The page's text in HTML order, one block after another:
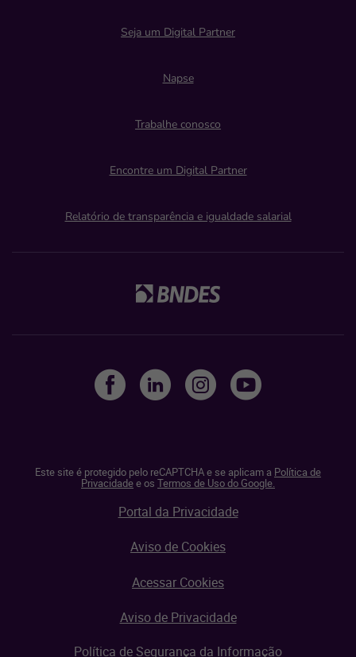
Seja um Digital Partner
Napse
Trabalhe conosco
Encontre um Digital Partner
Relatório de transparência e igualdade salarial
Este site é protegido pelo reCAPTCHA e se aplicam a Política de
Privacidadee os Termos de Uso do Google.
Portal da Privacidade
Aviso de Cookies
Acessar Cookies
Aviso de Privacidade
Política de Segurança da Informação